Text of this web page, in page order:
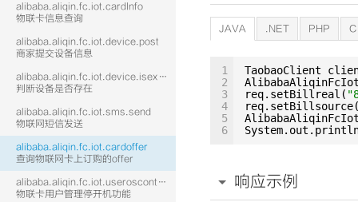
alibaba.aliqin.fc.iot.cardInfo
物联卡信息查询
alibaba.aliqin.fc.iot.device.post
商家提交设备信息
alibaba.aliqin.fc.iot.device.isexist
判断设备是否存在
alibaba.aliqin.fc.iot.sms.send
物联网短信发送
alibaba.aliqin.fc.iot.cardoffer
查询物联网卡上订购的offer
alibaba.aliqin.fc.iot.useroscontrol
物联卡用户管理停开机功能
JAVA .NET PHP
1
2
3
4
5
6
TaobaoClient
req.setBillreal(
响应示例